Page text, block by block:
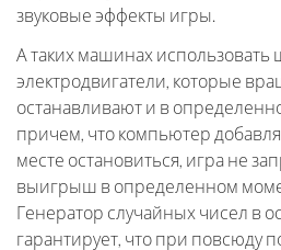
звуковые эффекты игры.
А таких машинах использовать
электродвигатели, которые
останавливают и в
причем, что компьютер
месте остановиться, игра не
выигрыш в определенном
Генератор случайных чисел в
гарантирует, что при повсюду